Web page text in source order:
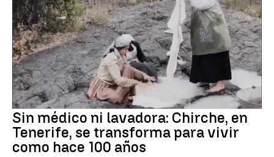
Sin médico ni lavadora: Chirche, en
Tenerife, se transforma para vivir
como hace 100 años